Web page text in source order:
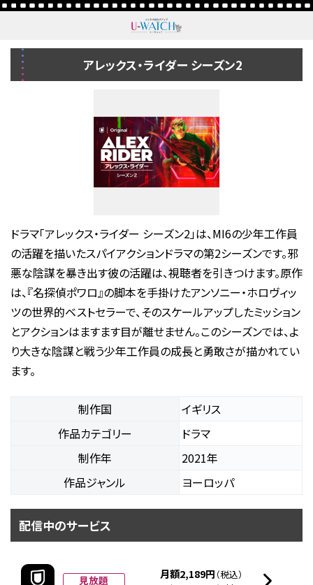
アレックス・ライダー シーズン2
ドラマ「アレックス・ライダー シーズン2」は、MI6の少年工作員
の活躍を描いたスパイアクションドラマの第2シーズンです。邪
悪な陰謀を暴き出す彼の活躍は、視聴者を引きつけます。原作
は、『名探偵ポワロ』の脚本を手掛けたアンソニー・ホロヴィッ
ツの世界的ベストセラーで、そのスケールアップしたミッション
とアクションはますます目が離せません。このシーズンでは、よ
り大きな陰謀と戦う少年工作員の成長と勇敢さが描かれてい
ます。
制作国
イギリス
作品カテゴリー
ドラマ
制作年
2021年
作品ジャンル
ヨーロッパ
配信中のサービス
見放題 月額2,189円 （税込）